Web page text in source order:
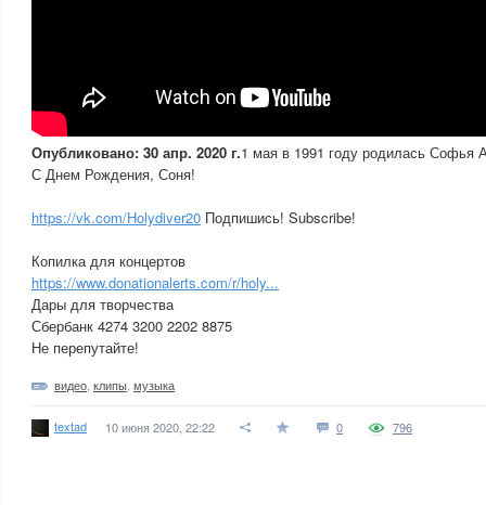
Опубликовано: 30 апр. 2020 г.1 мая в 1991 году родилась Софья
С Днем Рождения, Соня!
https://vk.com/Holydiver20 Подпишись! Subscribe!
Копилка для концертов
https://www.donationalerts.com/r/holy...
Дары для творчества
Сбербанк 4274 3200 2202 8875
Не перепутайте!
видео клипы музыка
textad 10 июня 2020, 22:22 0 796